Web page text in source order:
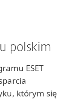
polskim
ESET
którym się